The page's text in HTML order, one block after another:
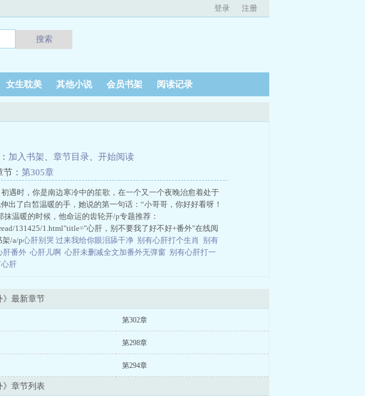
登录 注册
搜索
女生耽美 其他小说 会员书架 阅读记录
加入书架 章节目录
开始阅读
： 第305章
遇时，你是南边寒冷中的笙歌，在一个又一个夜晚治愈着处于
了白皙温暖的手，她说的第一句话：“小哥哥，你好好看呀！
温暖的时候，他命运的齿轮开/p专题推荐：
131425/1.html"title="心肝，别不要我了好不好+番外"在线阅
/a/p心肝别哭 过来我给你眼泪舔干净 别有心肝打个生肖 别有
肝番外 心肝儿啊 心肝未删减全文加番外无弹窗 别有心肝打一
肝
》最新章节
第302章
第298章
第294章
》章节列表